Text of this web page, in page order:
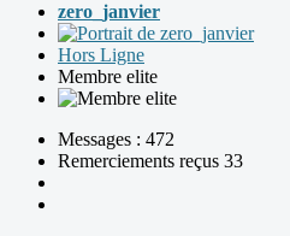
zero_janvier
Hors Ligne
Membre elite
Messages : 472
Remerciements reçus 33